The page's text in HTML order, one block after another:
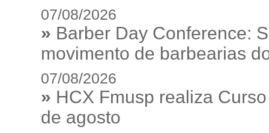
07/08/2026
» Barber Day Conference:
movimento de barbearias
07/08/2026
» HCX Fmusp realiza
de agosto